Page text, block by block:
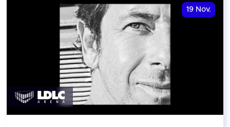
19 Nov.